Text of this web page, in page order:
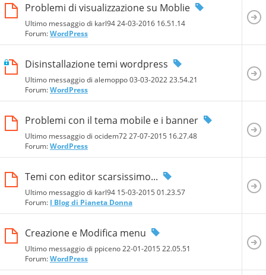
Problemi di visualizzazione su Moblie
Ultimo messaggio di karl94 24-03-2016 16.51.14
Forum:WordPress
Disinstallazione temi wordpress
Ultimo messaggio di alemoppo 03-03-202223.54.21
Forum:WordPress
Problemi con il tema mobile e i banner
Ultimo messaggio di ocidem72 27-07-2015 16.27.48
Forum:WordPress
Temi con editor scarsissimo...
Ultimo messaggio di karl94 15-03-2015 01.23.57
Forum: I Blog di Pianeta Donna
Creazione e Modifica menu
Ultimo messaggio di ppiceno 22-01-2015 22.05.51
Forum:WordPress